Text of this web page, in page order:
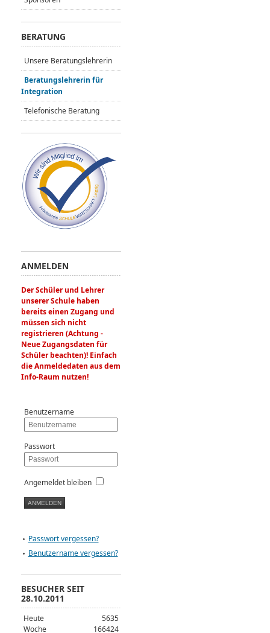
BERATUNG
Unsere Beratungslehrerin
Beratungslehrerin für
Integration
Telefonische Beratung
ANMELDEN
Der Schüler und Lehrer
unserer Schule haben
bereits einen Zugang und
müssen sich nicht
registrieren (Achtung -
Neue Zugangsdaten für
Schüler beachten)! Einfach
die Anmeldedaten aus dem
Info-Raum nutzen!
Benutzername
Passwort
Angemeldet bleiben
Passwort vergessen?
Benutzername vergessen?
BESUCHER SEIT
28.10.2011
Heute
5635
Woche
166424